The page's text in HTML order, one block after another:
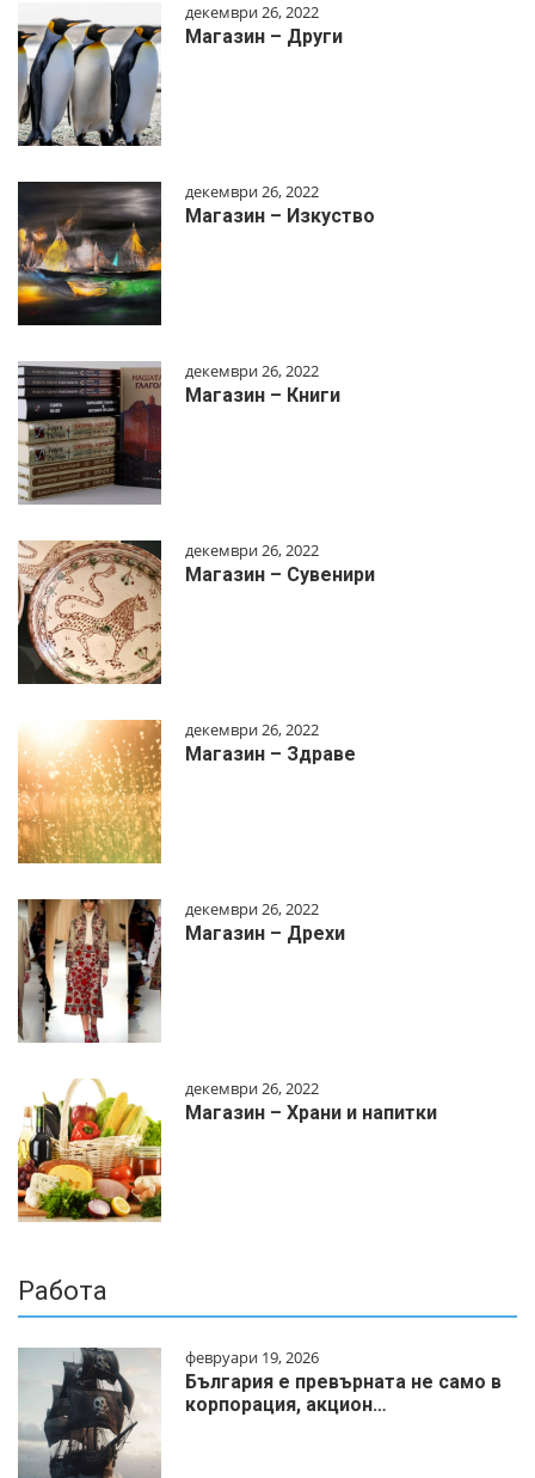
декември 26, 2022
Магазин – Други
декември 26, 2022
Магазин – Изкуство
декември 26, 2022
Магазин – Книги
декември 26, 2022
Магазин – Сувенири
декември 26, 2022
Магазин – Здраве
декември 26, 2022
Магазин – Дрехи
декември 26, 2022
Магазин – Храни и напитки
Работа
февруари 19, 2026
България е превърната не само в
корпорация, акцион…